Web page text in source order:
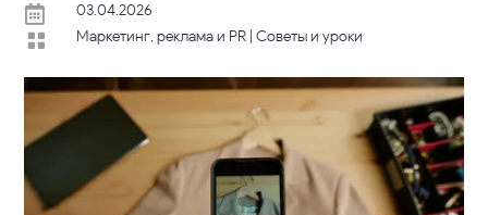
 03.04.2026
 Маркетинг, реклама и PR| Советы и уроки